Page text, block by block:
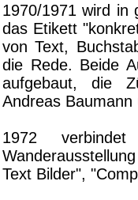
1970/1971 wird in
das Etikett
von Text,
die Rede. Beide
aufgebaut, die
Andreas
1972
Text Bilder",